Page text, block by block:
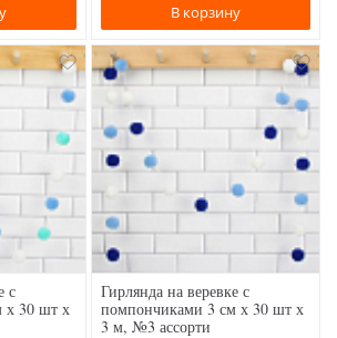
В корзину
с
х 30 шт х
Гирлянда на веревке с
помпончиками 3 см х 30 шт х
3 м, №3 ассорти